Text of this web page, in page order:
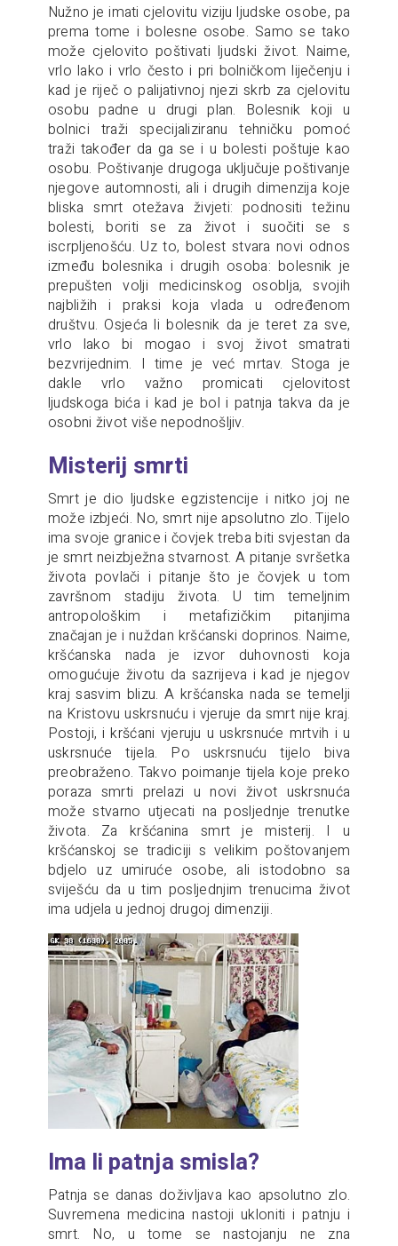
Nužno je imati cjelovitu viziju ljudske osobe, pa
prema tome i bolesne osobe. Samo se tako
može cjelovito poštivati ljudski život. Naime,
vrlo lako i vrlo često i pri bolničkom liječenju i
kad je riječ o palijativnoj njezi skrb za cjelovitu
osobu padne u drugi plan. Bolesnik koji u
bolnici traži specijaliziranu tehničku pomoć
traži također da ga se i u bolesti poštuje kao
osobu. Poštivanje drugoga uključuje poštivanje
njegove automnosti, ali i drugih dimenzija koje
bliska smrt otežava živjeti: podnositi težinu
bolesti, boriti se za život i suočiti se s
iscrpljenošću. Uz to, bolest stvara novi odnos
između bolesnika i drugih osoba: bolesnik je
prepušten volji medicinskog osoblja, svojih
najbližih i praksi koja vlada u određenom
društvu. Osjeća li bolesnik da je teret za sve,
vrlo lako bi mogao i svoj život smatrati
bezvrijednim. I time je već mrtav. Stoga je
dakle vrlo važno promicati cjelovitost
ljudskoga bića i kad je bol i patnja takva da je
osobni život više nepodnošljiv.
Misterij smrti
Smrt je dio ljudske egzistencije i nitko joj ne
može izbjeći. No, smrt nije apsolutno zlo. Tijelo
ima svoje granice i čovjek treba biti svjestan da
je smrt neizbježna stvarnost. A pitanje svršetka
života povlači i pitanje što je čovjek u tom
završnom stadiju života. U tim temeljnim
antropološkim i metafizičkim pitanjima
značajan je i nuždan kršćanski doprinos. Naime,
kršćanska nada je izvor duhovnosti koja
omogućuje životu da sazrijeva i kad je njegov
kraj sasvim blizu. A kršćanska nada se temelji
na Kristovu uskrsnuću i vjeruje da smrt nije kraj.
Postoji, i kršćani vjeruju u uskrsnuće mrtvih i u
uskrsnuće tijela. Po uskrsnuću tijelo biva
preobraženo. Takvo poimanje tijela koje preko
poraza smrti prelazi u novi život uskrsnuća
može stvarno utjecati na posljednje trenutke
života. Za kršćanina smrt je misterij. I u
kršćanskoj se tradiciji s velikim poštovanjem
bdjelo uz umiruće osobe, ali istodobno sa
sviješću da u tim posljednjim trenucima život
ima udjela u jednoj drugoj dimenziji.
Ima li patnja smisla?
Patnja se danas doživljava kao apsolutno zlo.
Suvremena medicina nastoji ukloniti i patnju i
smrt. No, u tome se nastojanju ne zna